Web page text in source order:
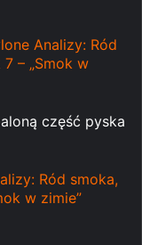
Analizy: Ród
– „Smok w
część pyska
Ród smoka,
w zimie”